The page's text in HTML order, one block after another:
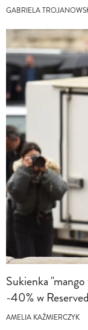
GABRIELA
Sukienka
-40% w
AMELIA KAŹMIERCZYK